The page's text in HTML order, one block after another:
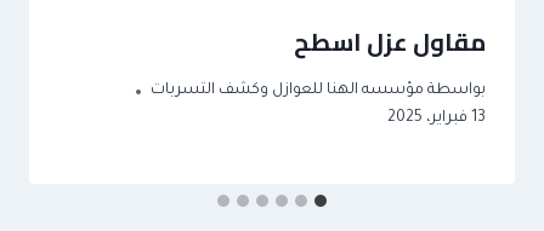
مقاول عزل اسطح
بواسطة مؤسسه الهنا للعوازل وكشف التسربات
13 فبراير، 2025